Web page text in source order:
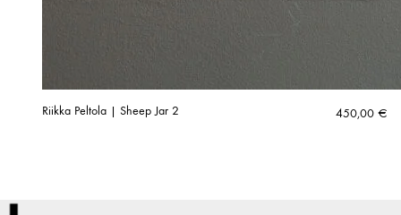
Riikka Peltola | Sheep Jar 2 450,00 €